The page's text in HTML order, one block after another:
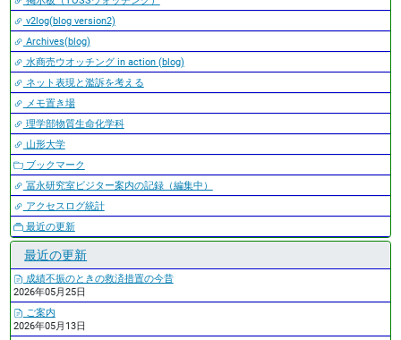
v2log(blog version2)
Archives(blog)
水商売ウオッチング in action (blog)
ネット表現と濫訴を考える
メモ置き場
理学部物質生命化学科
山形大学
ブックマーク
冨永研究室ビジター案内の記録（編集中）
アクセスログ統計
最近の更新
最近の更新
成績不振のときの救済措置の今昔
2026年05月25日
ご案内
2026年05月13日